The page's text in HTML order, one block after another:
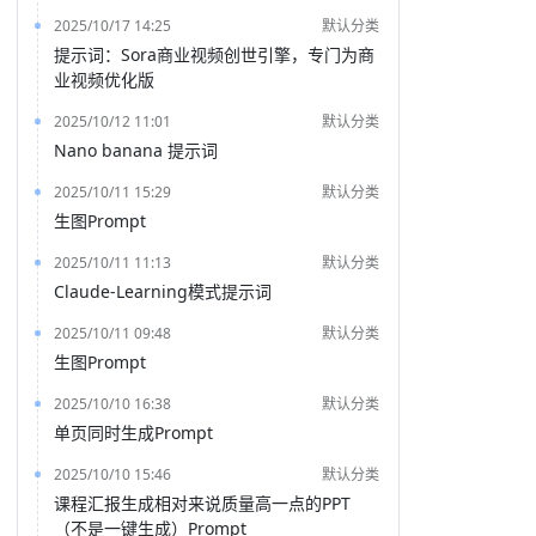
2025/10/17 14:25 默认分类
提示词：Sora商业视频创世引擎，专门为商
业视频优化版
2025/10/12 11:01 默认分类
Nano banana 提示词
2025/10/11 15:29 默认分类
生图Prompt
2025/10/11 11:13 默认分类
Claude-Learning模式提示词
2025/10/11 09:48 默认分类
生图Prompt
2025/10/10 16:38 默认分类
单页同时生成Prompt
2025/10/10 15:46 默认分类
课程汇报生成相对来说质量高一点的PPT
（不是一键生成）Prompt